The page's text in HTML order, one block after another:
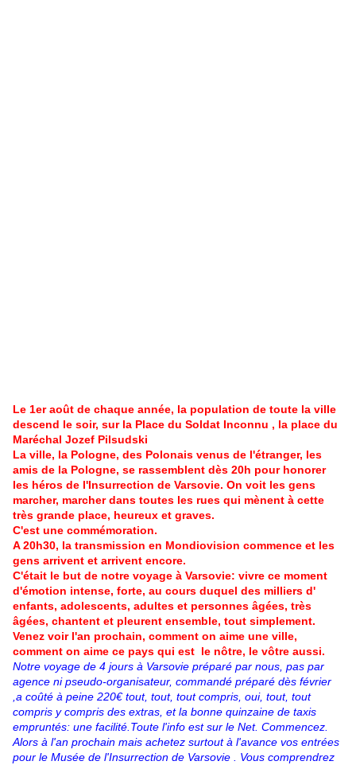
Le 1er août de chaque année, la population de toute la ville
descend le soir, sur la Place du Soldat Inconnu , la place du
Maréchal Jozef Pilsudski
La ville, la Pologne, des Polonais venus de l'étranger, les
amis de la Pologne, se rassemblent dès 20h pour honorer
les héros de l'Insurrection de Varsovie. On voit les gens
marcher, marcher dans toutes les rues qui mènent à cette
très grande place, heureux et graves.
C'est une commémoration.
A 20h30, la transmission en Mondiovision commence et les
gens arrivent et arrivent encore.
C'était le but de notre voyage à Varsovie: vivre ce moment
d'émotion intense, forte, au cours duquel des milliers d'
enfants, adolescents, adultes et personnes âgées, très
âgées, chantent et pleurent ensemble, tout simplement.
Venez voir l'an prochain, comment on aime une ville,
comment on aime ce pays qui est le nôtre, le vôtre aussi.
Notre voyage de 4 jours à Varsovie préparé par nous, pas par
agence ni pseudo-organisateur, commandé préparé dès février
,a coûté à peine 220€ tout, tout, tout compris, oui, tout, tout
compris y compris des extras, et la bonne quinzaine de taxis
empruntés: une facilité.Toute l'info est sur le Net. Commencez.
Alors à l'an prochain mais achetez surtout à l'avance vos entrées
pour le Musée de l'Insurrection de Varsovie . Vous comprendrez